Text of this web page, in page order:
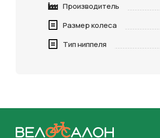
Производитель
Размер колеса
Тип ниппеля